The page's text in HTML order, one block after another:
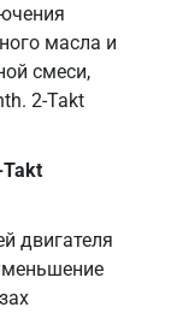
масла и
смеси,
2-Takt
Takt
двигателя